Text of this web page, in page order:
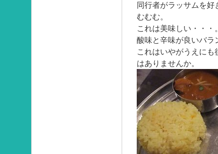
同行者がラッサムを
むむむ。
これは美味しい・・・
酸味と辛味が良いバラ
これはいやがうえに
はありませんか。